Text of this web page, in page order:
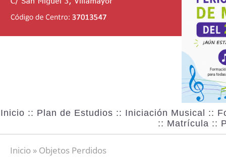
Inicio :: Plan de Estudios :: Iniciación Musical ::
:: Matrícula ::
Inicio » Objetos Perdidos